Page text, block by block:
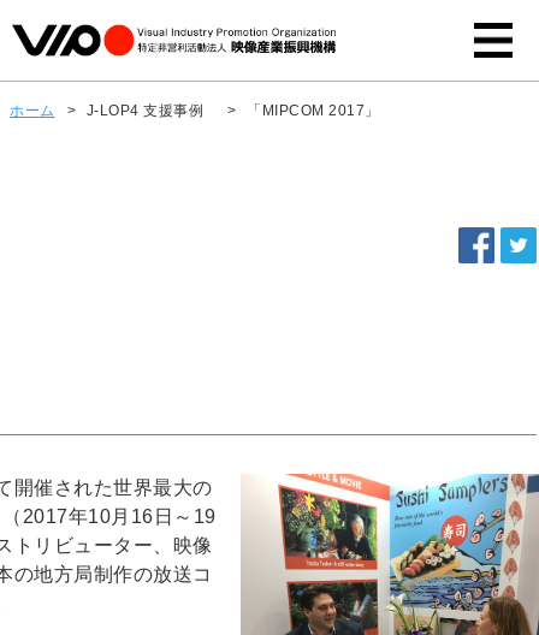
ホーム > J-LOP4 支援事例 > 「MIPCOM 2017」
開催された世界最大の
2017年10月16日～19
トリビューター、映像
の地方局制作の放送コ